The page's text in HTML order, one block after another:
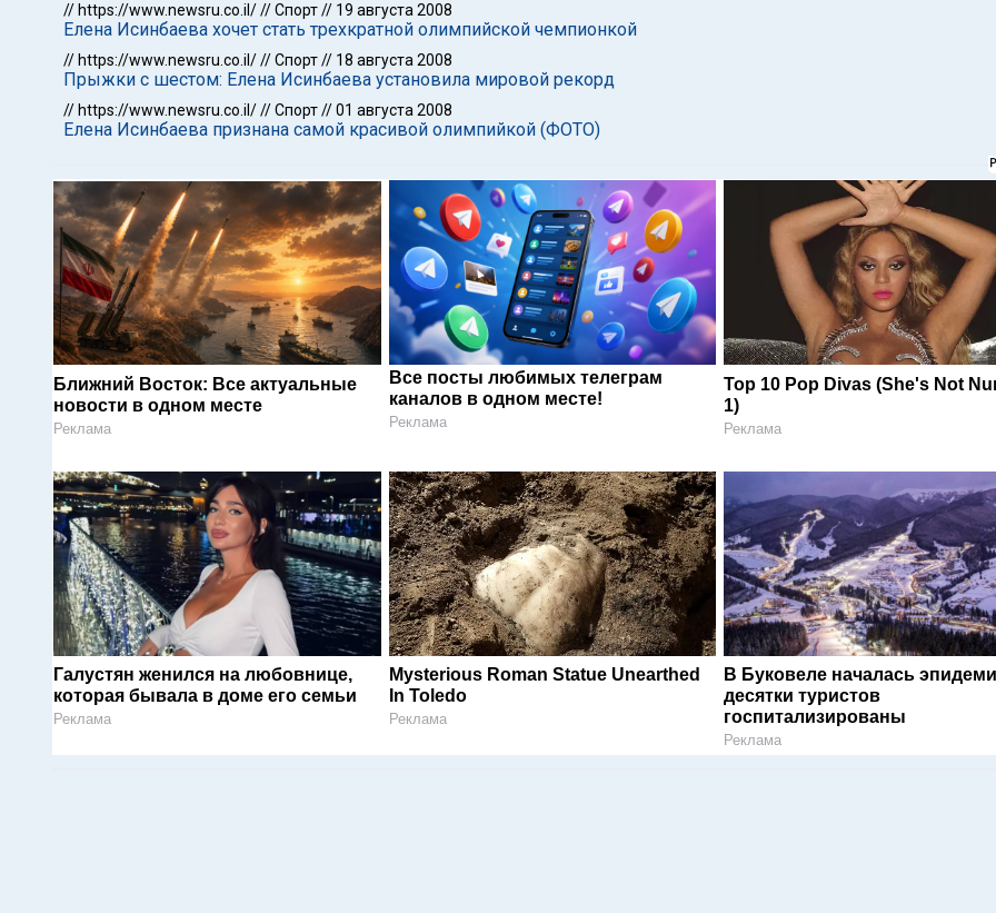
// https://www.newsru.co.il///Спорт// 19 августа 2008
Елена Исинбаева хочет стать трехкратной олимпийской чемпионкой
// https://www.newsru.co.il///Спорт// 18 августа 2008
Прыжки с шестом: Елена Исинбаева установила мировой рекорд
// https://www.newsru.co.il///Спорт//01 августа 2008
Елена Исинбаева признана самой красивой олимпийкой (ФОТО)
Ближний Восток: Все актуальные
новости в одном месте
Реклама
Все посты любимых телеграм
каналов в одном месте!
Реклама
Top 10 Pop Divas (She's Not
1)
Реклама
Галустян женился на любовнице,
которая бывала в доме его семьи
Реклама
Mysterious Roman Statue Unearthed
In Toledo
Реклама
В Буковеле началась
десятки туристов
госпитализированы
Реклама